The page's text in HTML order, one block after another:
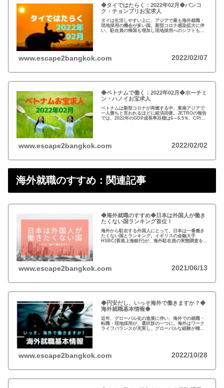
◆タイではたらく：2022年02月◆バンコ
ク・チョンブリお宝求人
タイは生活しやすい上に、アジアで最も海外就職・
現地採用の機会が多い国。新型コロナ感染拡大に伴
い、駐在員の帰国も増加し現地採用へのシフトも加
www.escape2bangkok.com 2022/02/07
◆ベトナムで働く：2022年02月◆ホーチミ
ン・ハノイお宝求人
ベトナムは新型コロナが再燃する中、東南アジアで
一人勝ちと言われるほどに経済回復。JETROの報告
では、2022年のGDP成長率目標は6～6.5％、CPI上
www.escape2bangkok.com 2022/02/02
海外就職のすすめ：関連記事
◆海外就職のすすめ◆日本は外国人が働き
たくない国ランキング首位！
海外から駐在する外国人にとって、日本は一番働き
たくない国とランキング。イギリスの金融大手
HSBC(香港上海銀行)が、海外駐在員の実態調査を発
www.escape2bangkok.com 2021/06/13
◆円安だし、いっそ海外で働きますか？◆
海外就職基本情報◆
近年、グローバル化の進展に伴い、海外での就職・
転職・現地採用が、選択肢の一つに。海外はワーク
ライフバランスが充実し、グローバルな経験が積め
www.escape2bangkok.com 2022/10/28